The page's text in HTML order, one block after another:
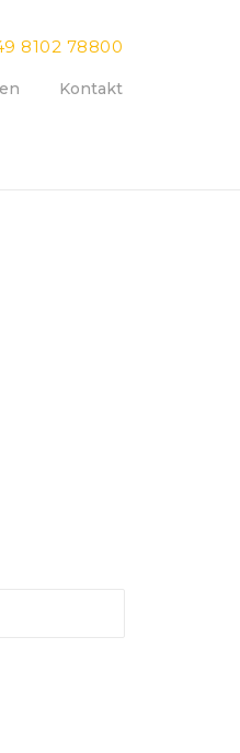
8102 78800
Kontakt